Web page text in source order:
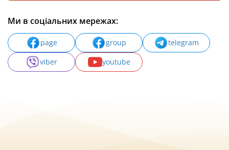
Ми в соціальних мережах:
page group
telegram
viber
youtube